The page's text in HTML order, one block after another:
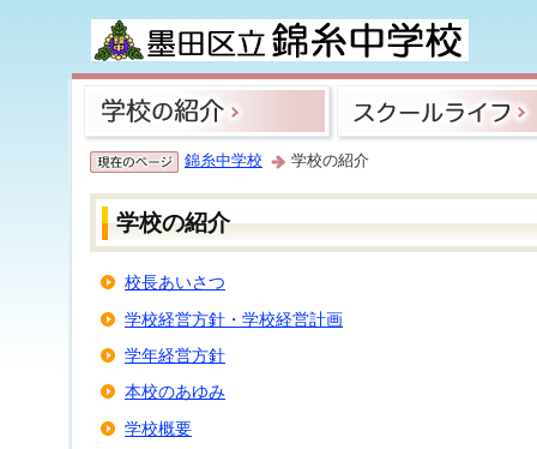
錦糸中学校 学校の紹介
学校の紹介
校長あいさつ
学校経営方針・学校経営計画
学年経営方針
本校のあゆみ
学校概要